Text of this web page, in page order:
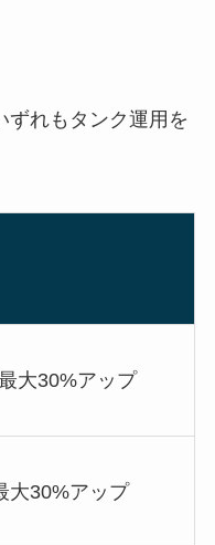
ずれもタンク運用を
大30%アップ
大30%アップ